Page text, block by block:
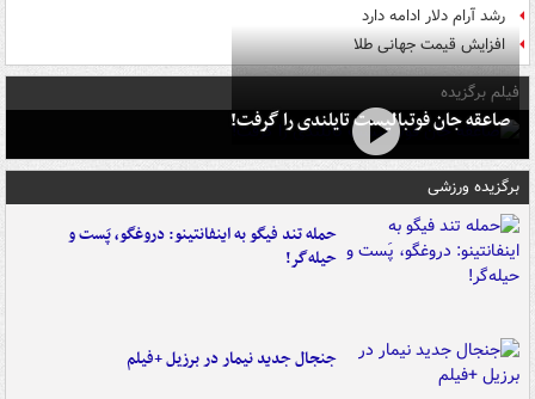
رشد آرام دلار ادامه دارد
افزایش قیمت جهانی طلا
فیلم برگزیده
صاعقه جان فوتبالیست تایلندی را گرفت!
برگزیده ورزشی
حمله تند فیگو به اینفانتینو: دروغگو، پَست‌ و
حیله‌گر!
جنجال جدید نیمار در برزیل +فیلم